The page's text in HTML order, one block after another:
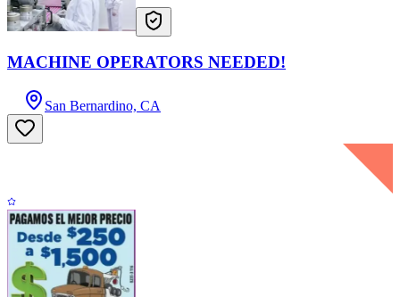
MACHINE OPERATORS NEEDED!
San Bernardino, CA